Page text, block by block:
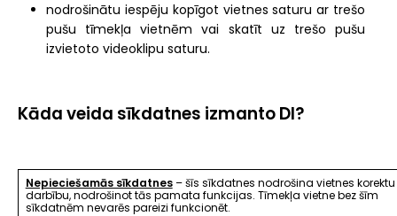
nodrošinātu iespēju kopīgot vietnes saturu ar trešo
pušu tīmekļa vietnēm vai skatīt uz trešo pušu
izvietoto videoklipu saturu.
Kāda veida sīkdatnes izmanto DI?
Nepieciešamās sīkdatnes– šīs sīkdatnes nodrošina vietnes korektu
darbību, nodrošinot tās pamata funkcijas. Tīmekļa vietne bez šīm
sīkdatnēm nevarēs pareizi funkcionēt.